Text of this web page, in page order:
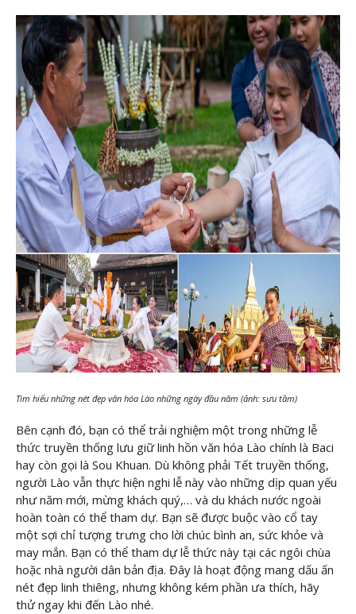
Tìm hiểu những nét đẹp văn hóa Lào những ngày đầu năm (ảnh: sưu tầm)
Bên cạnh đó, bạn có thể trải nghiệm một trong những lễ
thức truyền thống lưu giữ linh hồn văn hóa Lào chính là Baci
hay còn gọi là Sou Khuan. Dù không phải Tết truyền thống,
người Lào vẫn thực hiện nghi lễ này vào những dịp quan yếu
như năm mới, mừng khách quý,… và du khách nước ngoài
hoàn toàn có thể tham dự. Bạn sẽ được buộc vào cổ tay
một sợi chỉ tượng trưng cho lời chúc bình an, sức khỏe và
may mắn. Bạn có thể tham dự lễ thức này tại các ngôi chùa
hoặc nhà người dân bản địa. Đây là hoạt động mang dấu ấn
nét đẹp linh thiêng, nhưng không kém phần ưa thích, hãy
thử ngay khi đến Lào nhé.